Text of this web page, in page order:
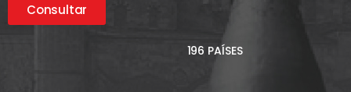
Consultar
196 PAÍSES